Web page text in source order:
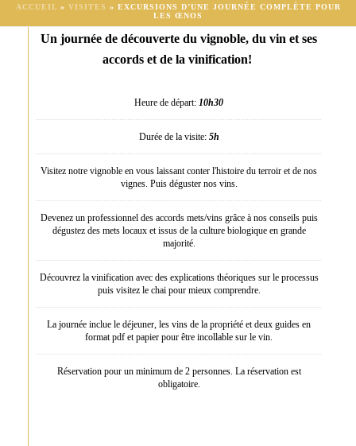
ACCUEIL » VISITES » EXCURSIONS D’UNE JOURNÉE COMPLÈTE POUR
LES ŒNOS
Un journée de découverte du vignoble, du vin et ses
accords et de la vinification!
Heure de départ: 10h30
Durée de la visite:5h
Visitez notre vignoble en vous laissant conter l'histoire du terroir et de nos
vignes. Puis déguster nos vins.
Devenez un professionnel des accords mets/vins grâce à nos conseils puis
dégustez des mets locaux et issus de la culture biologique en grande
majorité.
Découvrez la vinification avec des explications théoriques sur le processus
puis visitez le chai pour mieux comprendre.
La journée inclue le déjeuner, les vins de la propriété et deux guides en
format pdf et papier pour être incollable sur le vin.
Réservation pour un minimum de 2 personnes. La réservation est
obligatoire.